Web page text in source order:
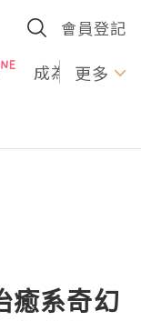
會員登記
成為U更多
癒系奇幻